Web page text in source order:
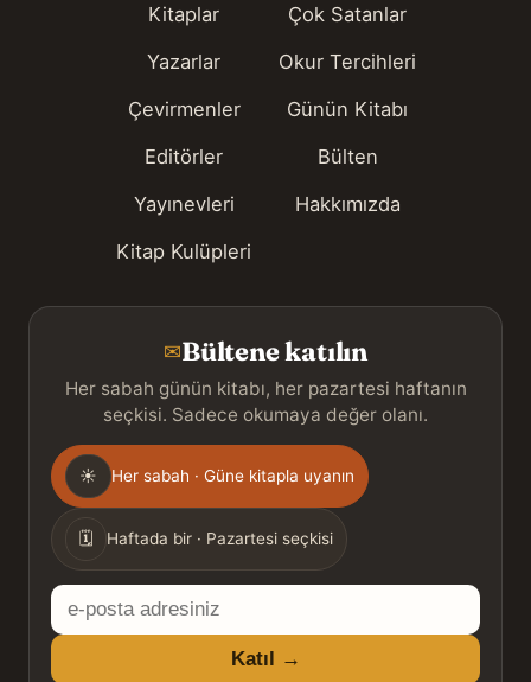
Kitaplar
Yazarlar
Çevirmenler
Editörler
Yayınevleri
Kitap Kulüpleri
Çok Satanlar
Okur Tercihleri
Günün Kitabı
Bülten
Hakkımızda
✉Bültene katılın
Her sabah günün kitabı, her pazartesi haftanın
seçkisi. Sadece okumaya değer olanı.
Gönderim
sıklığı
☀ Her sabah · Güne kitapla uyanın
🗓 Haftada bir · Pazartesi seçkisi
E-
posta
adresiniz
Katıl →